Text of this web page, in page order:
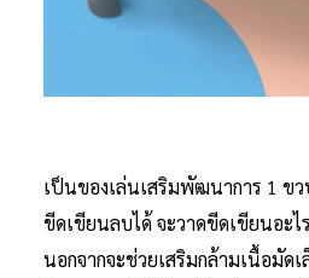
เป็นของเล่นเสริมพัฒนาการ 1 ข
ขีดเขียนลบได้ จะวาดขีดเขียนอะไ
นอกจากจะช่วยเสริมกล้ามเนื้อมัด